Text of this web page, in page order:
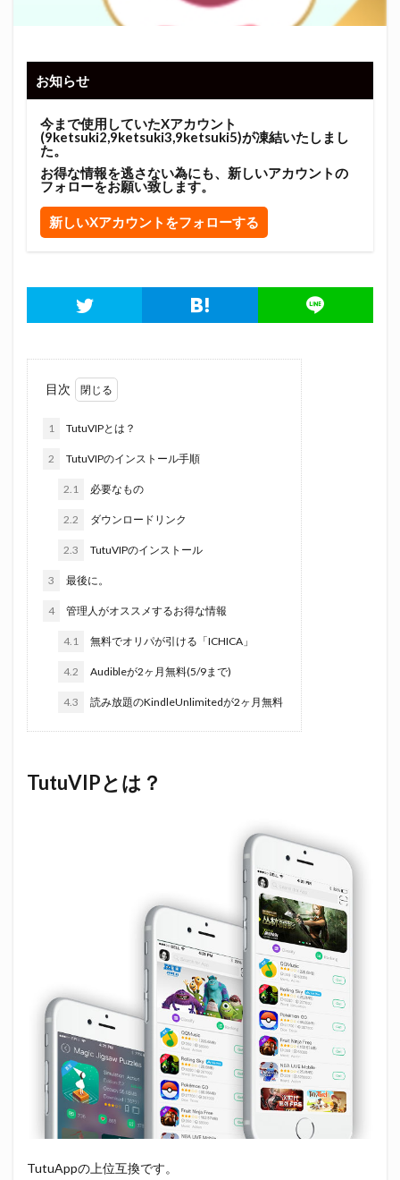
お知らせ
今まで使用していたXアカウント
(9ketsuki2,9ketsuki3,9ketsuki5)が凍結いたしまし
た。
お得な情報を逃さない為にも、新しいアカウントの
フォローをお願い致します。
新しいXアカウントをフォローする
目次
1 TutuVIPとは？
2 TutuVIPのインストール手順
2.1 必要なもの
2.2 ダウンロードリンク
2.3 TutuVIPのインストール
3 最後に。
4 管理人がオススメするお得な情報
4.1 無料でオリパが引ける「ICHICA」
4.2 Audibleが2ヶ月無料(5/9まで)
4.3 読み放題のKindleUnlimitedが2ヶ月無料
TutuVIPとは？
TutuAppの上位互換です。